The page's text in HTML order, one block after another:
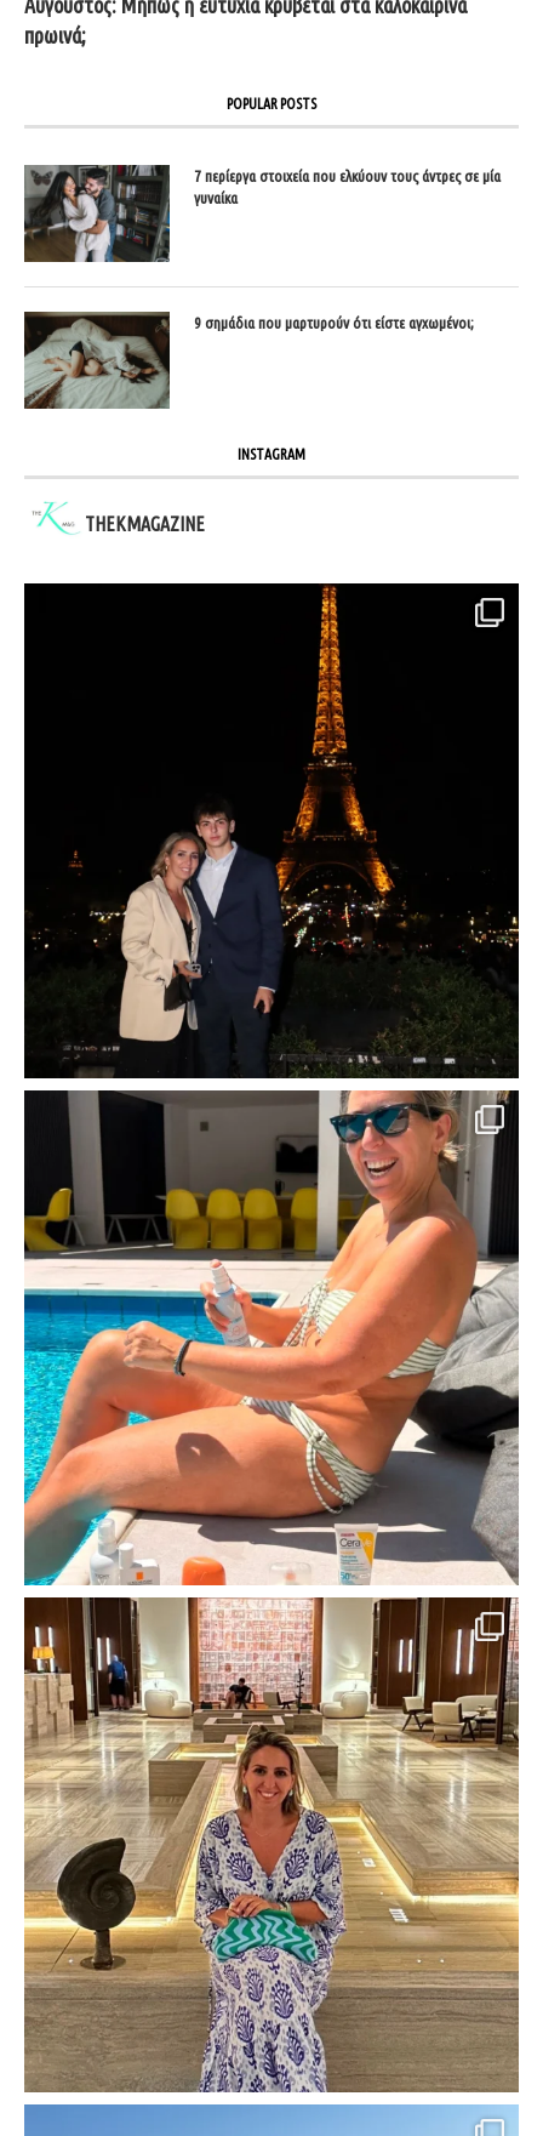
πρωινά;
POPULAR POSTS
7 περίεργα στοιχεία που ελκύουν τους άντρες σε μία
γυναίκα
9 σημάδια που μαρτυρούν ότι είστε αγχωμένοι;
INSTAGRAM
THEKMAGAZINE